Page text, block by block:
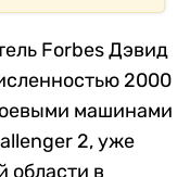
Forbes Дэвид
2000
машинами
2, уже
области в